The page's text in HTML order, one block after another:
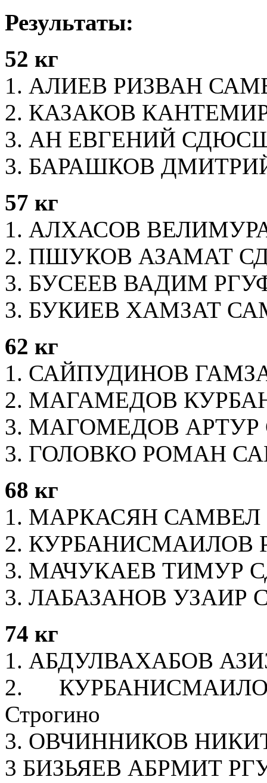
Результаты:
52 кг
1. АЛИЕВ РИЗВАН
2. КАЗАКОВ
3. АН ЕВГЕНИЙ
3. БАРАШКОВ
57 кг
1. АЛХАСОВ
2. ПШУКОВ АЗАМАТ
3. БУСЕЕВ ВАДИМ
3. БУКИЕВ ХАМЗАТ
62 кг
1. САЙПУДИНОВ
2. МАГАМЕДОВ КУРБАН
3. МАГОМЕДОВ АРТУР
3. ГОЛОВКО РОМАН
68 кг
1. МАРКАСЯН САМВЕЛ
2. КУРБАНИСМАИЛОВ
3. МАЧУКАЕВ ТИМУР
3. ЛАБАЗАНОВ УЗАИР
74 кг
1. АБДУЛВАХАБОВ
2.
Строгино
3. ОВЧИННИКОВ
3 БИЗЬЯЕВ АБРМИТ